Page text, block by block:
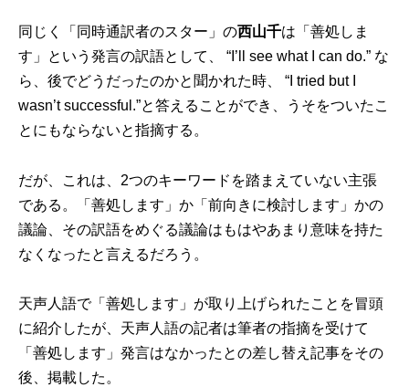
同じく「同時通訳者のスター」の西山千は「善処しま
す」という発言の訳語として、 “I’ll see what I can do.” な
ら、後でどうだったのかと聞かれた時、 “I tried but I
wasn’t successful.”と答えることができ、うそをついたこ
とにもならないと指摘する。
だが、これは、2つのキーワードを踏まえていない主張
である。「善処します」か「前向きに検討します」かの
議論、その訳語をめぐる議論はもはやあまり意味を持た
なくなったと言えるだろう。
天声人語で「善処します」が取り上げられたことを冒頭
に紹介したが、天声人語の記者は筆者の指摘を受けて
「善処します」発言はなかったとの差し替え記事をその
後、掲載した。